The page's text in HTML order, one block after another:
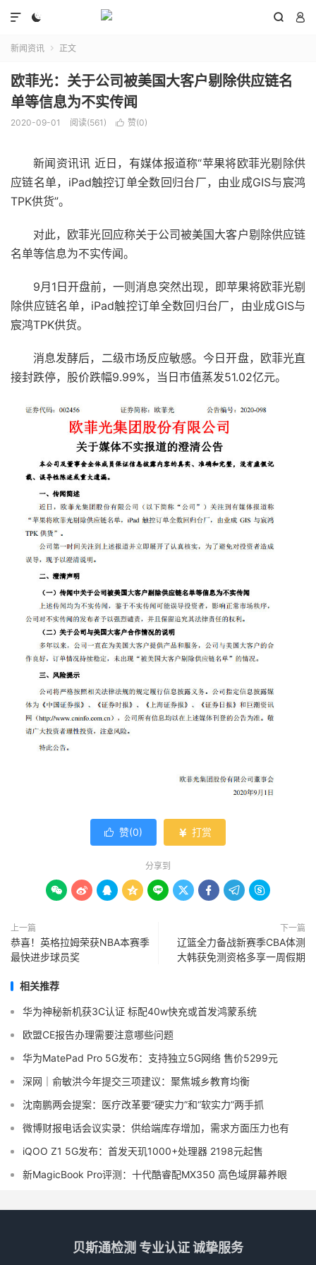
  

新闻资讯  正文
欧菲光：关于公司被美国大客户剔除供应链名
单等信息为不实传闻
2020-09-01 阅读(561)  赞(0)
新闻资讯讯 近日，有媒体报道称“苹果将欧菲光剔除供
应链名单，iPad触控订单全数回归台厂，由业成GIS与宸鸿
TPK供货”。
对此，欧菲光回应称关于公司被美国大客户剔除供应链
名单等信息为不实传闻。
9月1日开盘前，一则消息突然出现，即苹果将欧菲光剔
除供应链名单，iPad触控订单全数回归台厂，由业成GIS与
宸鸿TPK供货。
消息发酵后，二级市场反应敏感。今日开盘，欧菲光直
接封跌停，股价跌幅9.99%，当日市值蒸发51.02亿元。
 赞(0)  打赏
分享到
        
上一篇
恭喜！英格拉姆荣获NBA本赛季
最快进步球员奖
下一篇
辽篮全力备战新赛季CBA体测
大韩获免测资格多享一周假期
相关推荐
华为神秘新机获3C认证 标配40w快充或首发鸿蒙系统
欧盟CE报告办理需要注意哪些问题
华为MatePad Pro 5G发布：支持独立5G网络 售价5299元
深网｜俞敏洪今年提交三项建议：聚焦城乡教育均衡
沈南鹏两会提案：医疗改革要“硬实力”和“软实力”两手抓
微博财报电话会议实录：供给端库存增加，需求方面压力也有
iQOO Z1 5G发布：首发天玑1000+处理器 2198元起售
新MagicBook Pro评测：十代酷睿配MX350 高色域屏幕养眼
贝斯通检测 专业认证 诚挚服务